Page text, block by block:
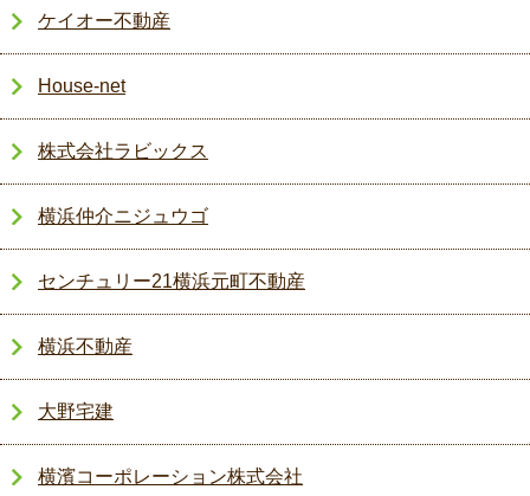
ケイオー不動産
House-net
株式会社ラビックス
横浜仲介ニジュウゴ
センチュリー21横浜元町不動産
横浜不動産
大野宅建
横濱コーポレーション株式会社